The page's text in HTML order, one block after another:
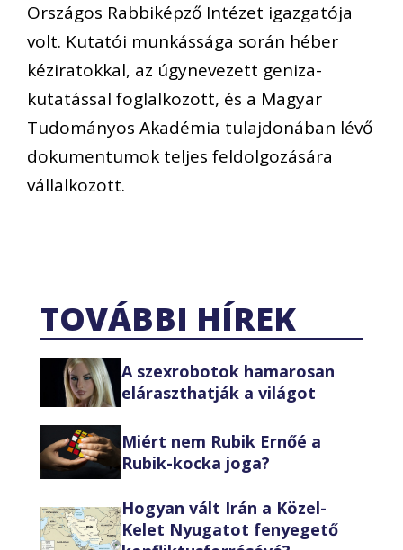
Országos Rabbiképző Intézet igazgatója
volt. Kutatói munkássága során héber
kéziratokkal, az úgynevezett geniza-
kutatással foglalkozott, és a Magyar
Tudományos Akadémia tulajdonában lévő
dokumentumok teljes feldolgozására
vállalkozott.
TOVÁBBI HÍREK
A szexrobotok hamarosan
eláraszthatják a világot
Miért nem Rubik Ernőé a
Rubik-kocka joga?
Hogyan vált Irán a Közel-
Kelet Nyugatot fenyegető